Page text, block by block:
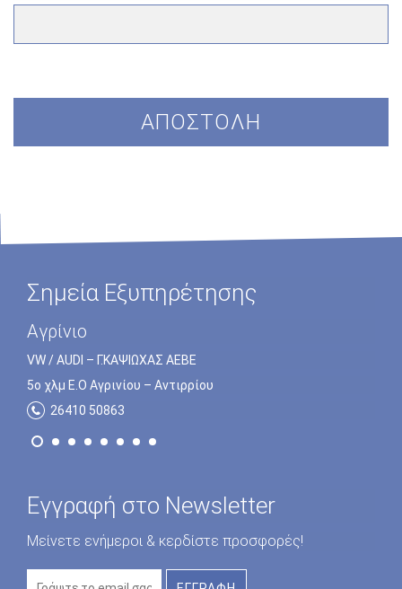
Σημεία Εξυπηρέτησης
Πρέβεζα
VW / AUDI – Γ.ΚΑΨΙΩΧΑΣ ΑΕΒΕ
5o χλμ Ε.Ο Πρέβεζας – Ηγουμενίτσας
26820 23172
Αγρίνιο
VW / AUDI – Γ.ΚΑΨΙΩΧΑΣ ΑΕΒΕ
5o χλμ Ε.Ο Αγρινίου – Αντιρρίου
26410 50863
Εγγραφή στο Newsletter
Μείνετε ενήμεροι & κερδίστε προσφορές!